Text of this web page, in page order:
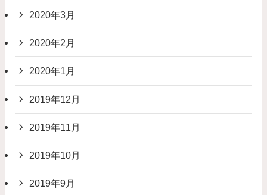
2020年3月
2020年2月
2020年1月
2019年12月
2019年11月
2019年10月
2019年9月